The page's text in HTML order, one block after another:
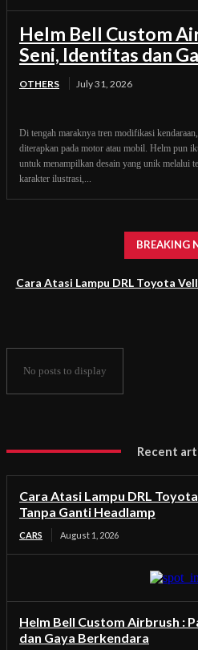
Helm Bell Custom
Seni, Identitas dan
OTHERS July 31, 2026
Di tengah maraknya tren modifikasi
diterapkan pada motor atau mobil. Helm pun
untuk menampilkan desain yang unik melalui
karakter ilustrasi,...
BREAKING
Cara Atasi Lampu DRL Toyota
No posts to display
Recent
Cara Atasi Lampu DRL
Tanpa Ganti Headlamp
CARS August 1, 2026
Helm Bell Custom Airbrush :
dan Gaya Berkendara